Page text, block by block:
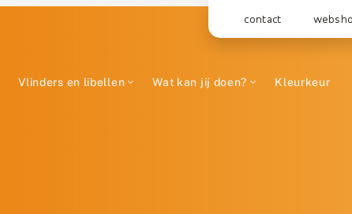
contact
Vlinders en libellen Wat kan jij doen? Kleurkeur